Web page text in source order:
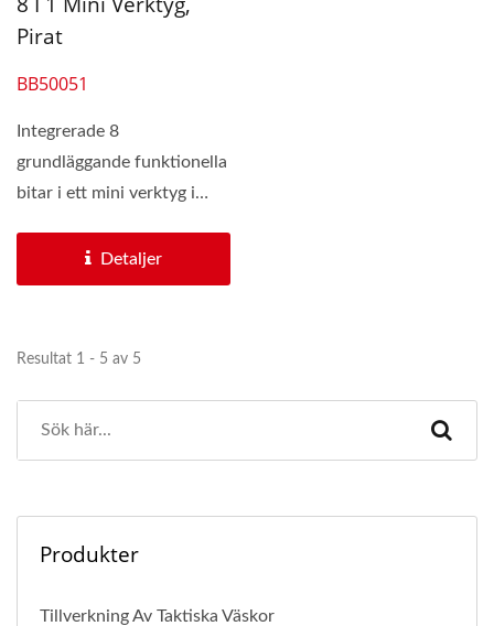
Pirat
BB50051
Integrerade 8
grundläggande funktionella
bitar i ett mini verktyg i
BB50051...
Detaljer
Resultat 1 - 5 av 5
Produkter
Tillverkning Av Taktiska Väskor